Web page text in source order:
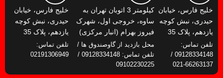
خلیج فارس، خیابان
حیدری، نبش کوچه
یازدهم، پلاک 35
تلفن تماس:
09128334148 /
66263137-021
کیلومتر 3 اتوبان تهران به
ساوه، خروجی اول، شهرک
فیروز بهرام (انبار مرکزی)
محل بازدید از گاوصندوق ها /
تلفن تماس: 09128334148 /
09102230225
خلیج فارس، خیابان
حیدری، نبش کوچه
یازدهم، پلاک 35
تلفن تماس:
02191306949